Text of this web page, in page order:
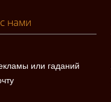
нами
или гаданий